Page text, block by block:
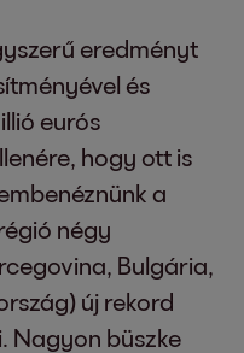
eredményt
és
eurós
hogy ott is
a
négy
Bulgária,
új rekord
Nagyon büszke